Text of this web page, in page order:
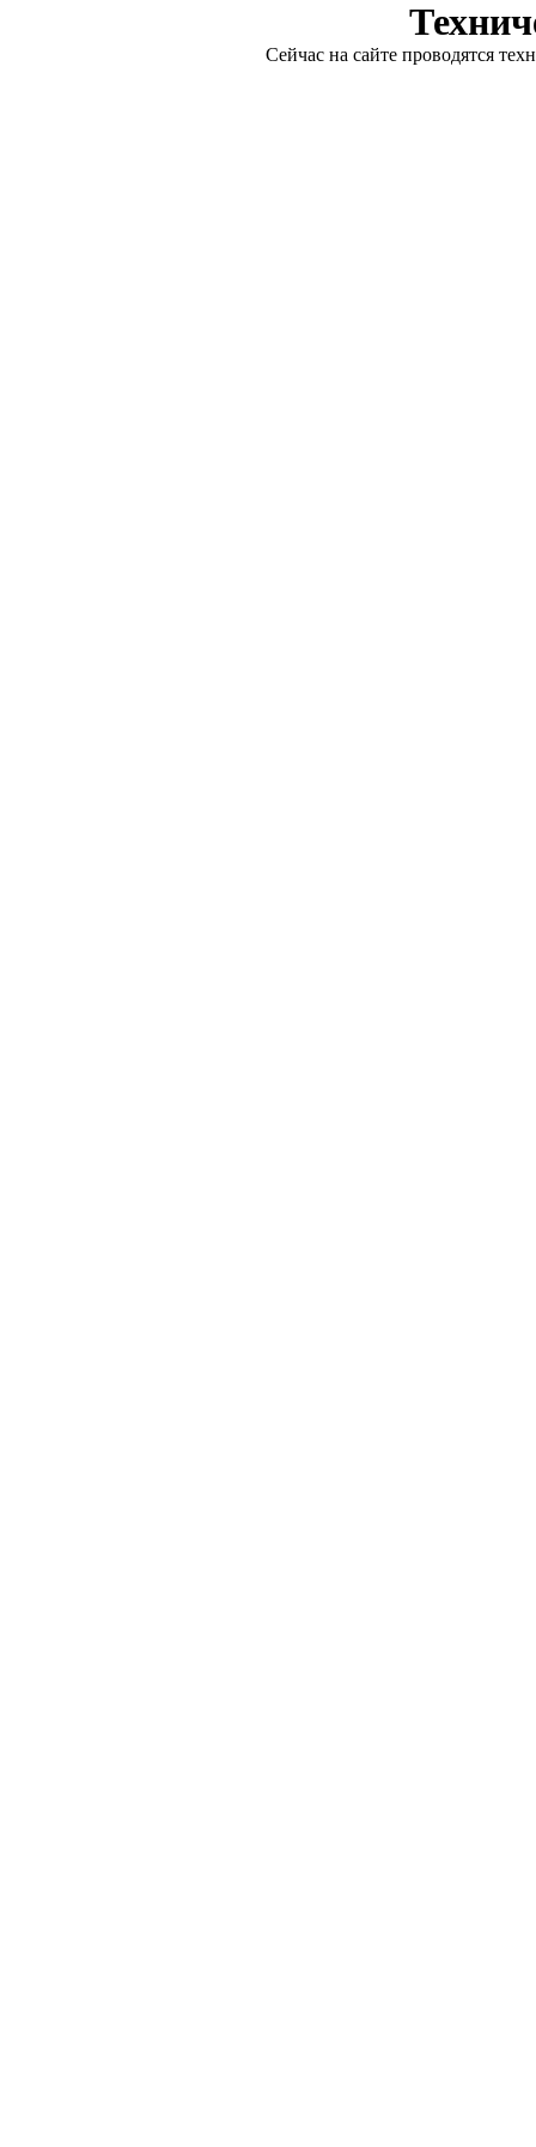
Сейчас на сайте проводятся